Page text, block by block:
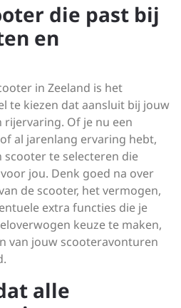
die past bij
en
in Zeeland is het
te kiezen dat aansluit bij jouw
Of je nu een
al jarenlang ervaring hebt,
te selecteren die
jou. Denk goed na over
de scooter, het vermogen,
extra functies die je
keuze te maken,
van jouw scooteravonturen
alle